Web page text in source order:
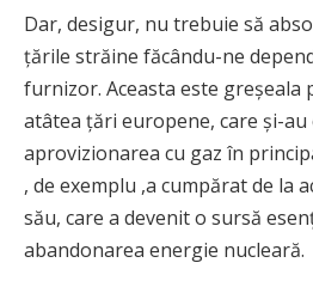
Dar, desigur, nu trebuie să
țările străine făcându-ne
furnizor. Aceasta este greșeala
atâtea țări europene, care și-
aprovizionarea cu gaz în
, de exemplu ,a cumpărat de la
său, care a devenit o sursă
abandonarea energie nucleară.